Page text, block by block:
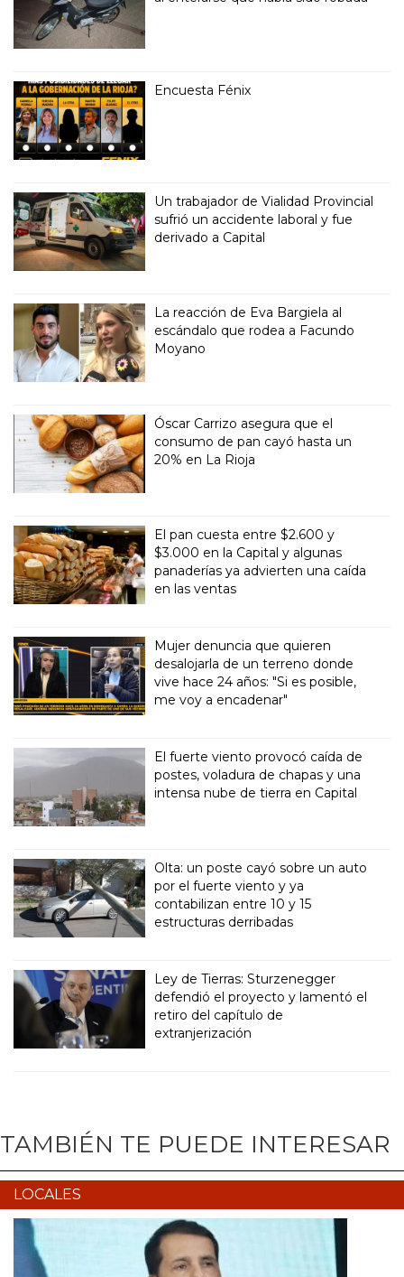
Encuesta Fénix
Un trabajador de Vialidad Provincial
sufrió un accidente laboral y fue
derivado a Capital
La reacción de Eva Bargiela al
escándalo que rodea a Facundo
Moyano
Óscar Carrizo asegura que el
consumo de pan cayó hasta un
20% en La Rioja
El pan cuesta entre $2.600 y
$3.000 en la Capital y algunas
panaderías ya advierten una caída
en las ventas
Mujer denuncia que quieren
desalojarla de un terreno donde
vive hace 24 años: "Si es posible,
me voy a encadenar"
El fuerte viento provocó caída de
postes, voladura de chapas y una
intensa nube de tierra en Capital
Olta: un poste cayó sobre un auto
por el fuerte viento y ya
contabilizan entre 10 y 15
estructuras derribadas
Ley de Tierras: Sturzenegger
defendió el proyecto y lamentó el
retiro del capítulo de
extranjerización
TAMBIÉN TE PUEDE INTERESAR
LOCALES